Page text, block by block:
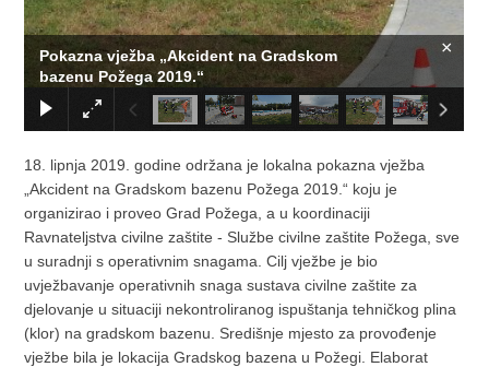
Pokazna vježba „Akcident na Gradskom
bazenu Požega 2019.“
×
18. lipnja 2019. godine održana je lokalna pokazna vježba
„Akcident na Gradskom bazenu Požega 2019.“ koju je
organizirao i proveo Grad Požega, a u koordinaciji
Ravnateljstva civilne zaštite - Službe civilne zaštite Požega, sve
u suradnji s operativnim snagama. Cilj vježbe je bio
uvježbavanje operativnih snaga sustava civilne zaštite za
djelovanje u situaciji nekontroliranog ispuštanja tehničkog plina
(klor) na gradskom bazenu. Središnje mjesto za provođenje
vježbe bila je lokacija Gradskog bazena u Požegi. Elaborat